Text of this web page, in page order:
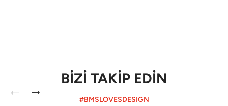
BİZİ TAKİP EDİN
#BMSLOVESDESIGN